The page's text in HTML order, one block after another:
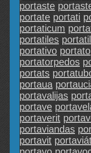
portaste
portate portati
portaticum
portatiles
portativo portato
portatorpedos
portats
portaua
portavalijas
portave
portaverit
portaviandas
portavit